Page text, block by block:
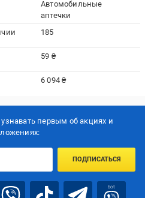
Автомобильные
аптечки
185
59 ₴
6 094 ₴
первым об акцияx и
ПОДПИСАТЬСЯ
bot